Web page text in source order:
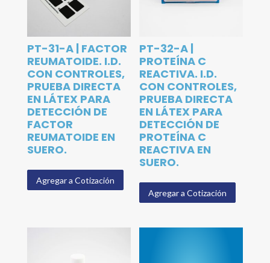
PT-31-A | FACTOR
REUMATOIDE. I.D.
CON CONTROLES,
PRUEBA DIRECTA
EN LÁTEX PARA
DETECCIÓN DE
FACTOR
REUMATOIDE EN
SUERO.
Agregar a Cotización
PT-32-A |
PROTEÍNA C
REACTIVA. I.D.
CON CONTROLES,
PRUEBA DIRECTA
EN LÁTEX PARA
DETECCIÓN DE
PROTEÍNA C
REACTIVA EN
SUERO.
Agregar a Cotización